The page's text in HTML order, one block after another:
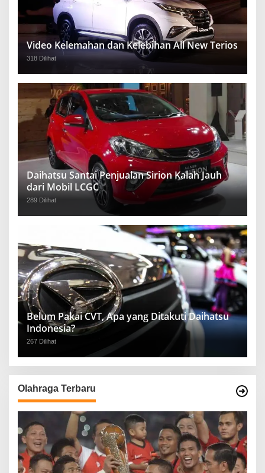
Video Kelemahan dan Kelebihan All New Terios
318 Dilihat
Daihatsu Santai Penjualan Sirion Kalah Jauh
dari Mobil LCGC
289 Dilihat
Belum Pakai CVT, Apa yang Ditakuti Daihatsu
Indonesia?
267 Dilihat
Olahraga Terbaru